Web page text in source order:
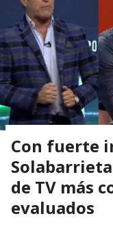
Con fuerte
de TV más
evaluados